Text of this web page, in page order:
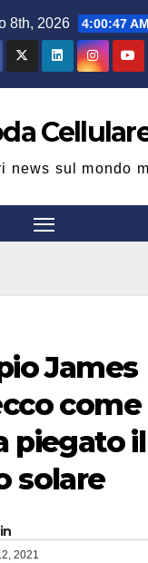
8th, 2026 4:00:48 AM
news sul mondo
James
come
piegato
solare
2021